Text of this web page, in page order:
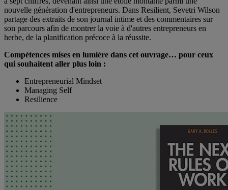
nouvelle génération d'entrepreneurs. Dans Resilient, Sevetri Wilson
partage des extraits de son journal intime et des commentaires sur
son parcours afin de montrer la voie à d'autres entrepreneurs en
herbe, de la planification précoce à la réussite.
Compétences mises en lumière dans cet ouvrage… pour ceux
qui souhaitent aller plus loin :
Entrepreneurial Mindset
Managing Self
Resilience